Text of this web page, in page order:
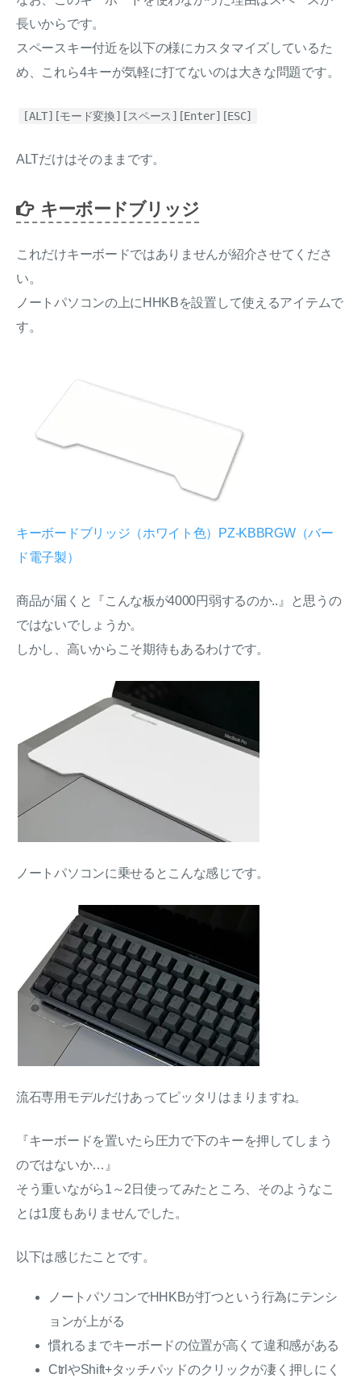
長いからです。
スペースキー付近を以下の様にカスタマイズしているた
め、これら4キーが気軽に打てないのは大きな問題です。
[ALT][モード変換][スペース][Enter][ESC]
ALTだけはそのままです。
キーボードブリッジ
これだけキーボードではありませんが紹介させてくださ
い。
ノートパソコンの上にHHKBを設置して使えるアイテムで
す。
キーボードブリッジ（ホワイト色）PZ-KBBRGW（バー
ド電子製）
商品が届くと『こんな板が4000円弱するのか..』と思うの
ではないでしょうか。
しかし、高いからこそ期待もあるわけです。
ノートパソコンに乗せるとこんな感じです。
流石専用モデルだけあってピッタリはまりますね。
『キーボードを置いたら圧力で下のキーを押してしまう
のではないか…』
そう重いながら1～2日使ってみたところ、そのようなこ
とは1度もありませんでした。
以下は感じたことです。
ノートパソコンでHHKBが打つという行為にテンシ
ョンが上がる
慣れるまでキーボードの位置が高くて違和感がある
CtrlやShift+タッチパッドのクリックが凄く押しにく